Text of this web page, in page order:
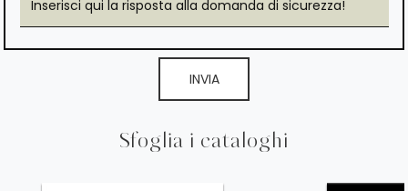
Sfoglia i cataloghi
INVIA